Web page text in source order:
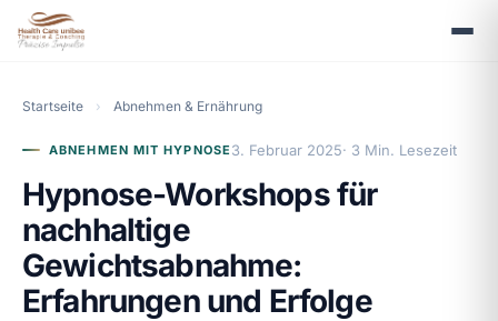
Startseite › Abnehmen & Ernährung
ABNEHMEN MIT HYPNOSE 3. Februar 2025· 3 Min. Lesezeit
Hypnose-Workshops für
nachhaltige
Gewichtsabnahme:
Erfahrungen und Erfolge